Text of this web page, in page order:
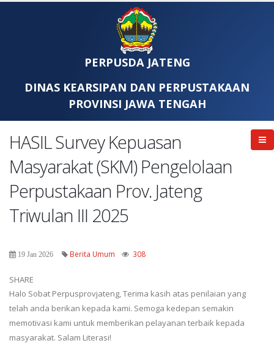
PERPUSDA JATENG
DINAS KEARSIPAN DAN PERPUSTAKAAN
PROVINSI JAWA TENGAH
HASIL Survey Kepuasan
Masyarakat (SKM) Pengelolaan
Perpustakaan Prov. Jateng
Triwulan III 2025
19 Jan 2026 Berita Umum 308
SHARE
Halo Sobat Perpusprovjateng, Terima kasih atas penilaian yang
telah anda berikan kepada kami. Semoga kedepan semakin
memotivasi kami untuk memberikan pelayanan terbaik kepada
masyarakat. Salam Literasi!